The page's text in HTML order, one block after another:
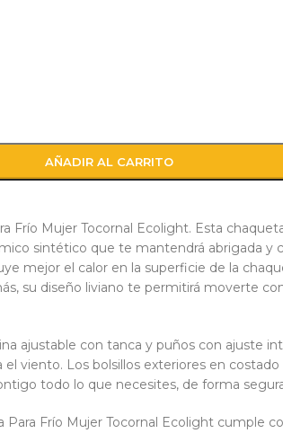
AÑADIR AL CARRITO
Frío Mujer Tocornal Ecolight. Esta
sintético que te mantendrá abrigada y
mejor el calor en la superficie de la
su diseño liviano te permitirá moverte
ajustable con tanca y puños con ajuste
viento. Los bolsillos exteriores en costado
todo lo que necesites, de forma
Para Frío Mujer Tocornal Ecolight cumple